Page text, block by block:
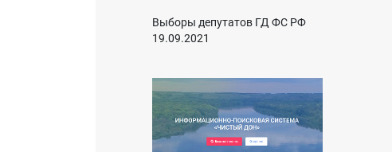
Выборы депутатов ГД ФС РФ
19.09.2021